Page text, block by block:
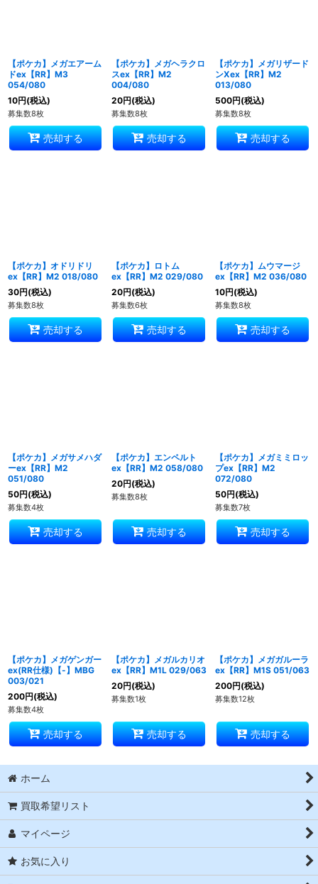
【ポケカ】メガエアーム
ドex【RR】M3
054/080
10円(税込)
募集数8枚
売却する
【ポケカ】メガヘラクロ
スex【RR】M2
004/080
20円(税込)
募集数8枚
売却する
【ポケカ】メガリザード
ンXex【RR】M2
013/080
500円(税込)
募集数8枚
売却する
【ポケカ】オドリドリ
ex【RR】M2 018/080
30円(税込)
募集数8枚
売却する
【ポケカ】ロトム
ex【RR】M2 029/080
20円(税込)
募集数6枚
売却する
【ポケカ】ムウマージ
ex【RR】M2 036/080
10円(税込)
募集数8枚
売却する
【ポケカ】メガサメハダ
ーex【RR】M2
051/080
50円(税込)
募集数4枚
売却する
【ポケカ】エンペルト
ex【RR】M2 058/080
20円(税込)
募集数8枚
売却する
【ポケカ】メガミミロッ
プex【RR】M2
072/080
50円(税込)
募集数7枚
売却する
【ポケカ】メガゲンガー
ex(RR仕様)【-】MBG
003/021
200円(税込)
募集数4枚
売却する
【ポケカ】メガルカリオ
ex【RR】M1L 029/063
20円(税込)
募集数1枚
売却する
【ポケカ】メガガルーラ
ex【RR】M1S 051/063
200円(税込)
募集数12枚
売却する
ホーム
買取希望リスト
マイページ
お気に入り